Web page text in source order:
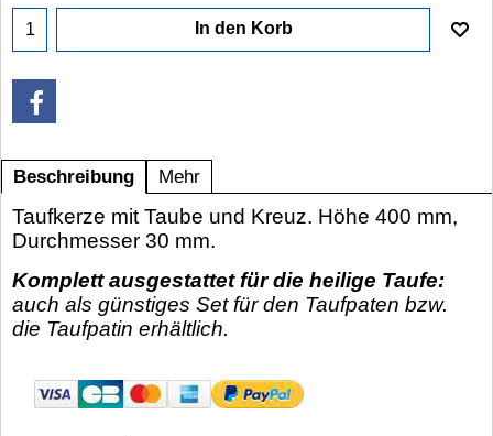
In den Korb
Beschreibung Mehr
Taufkerze mit Taube und Kreuz. Höhe 400 mm,
Durchmesser 30 mm.
Komplett ausgestattet für die heilige Taufe:
auch als günstiges Set für den Taufpaten bzw.
die Taufpatin erhältlich.